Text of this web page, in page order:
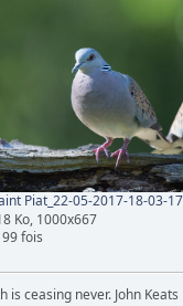
Piat_22-05-2017-18-03-
Ko, 1000x667
fois
is ceasing never. John Keats